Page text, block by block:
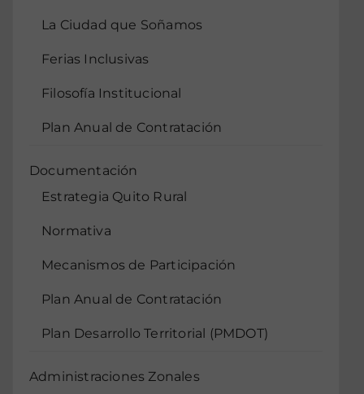
La Ciudad que Soñamos
Ferias Inclusivas
Filosofía Institucional
Plan Anual de Contratación
Documentación
Estrategia Quito Rural
Normativa
Mecanismos de Participación
Plan Anual de Contratación
Plan Desarrollo Territorial (PMDOT)
Administraciones Zonales